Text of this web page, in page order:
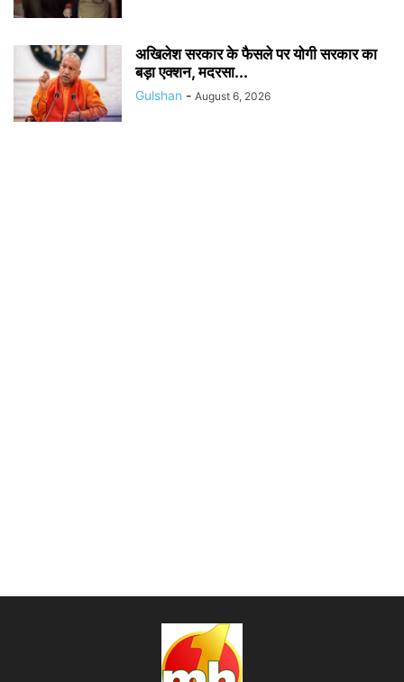
अखिलेश सरकार के फैसले पर योगी सरकार का
बड़ा एक्शन, मदरसा...
Gulshan - August 6, 2026